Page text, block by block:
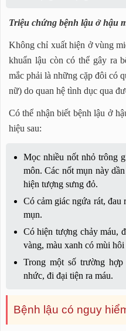
Triệu chứng bệnh lậu ở hậu
Không chỉ xuất hiện ở vùng
khuẩn lậu còn có thể gây ra
mắc phải là những cặp đôi có
nữ) do quan hệ tình dục qua
Có thể nhận biết bệnh lậu ở
hiệu sau:
Mọc nhiều nốt nhỏ trông
môn. Các nốt mụn này
hiện tượng sưng đỏ.
Có cảm giác ngứa rát,
mụn.
Có hiện tượng chảy máu,
vàng, màu xanh có mùi
Trong một số trường
nhức, đi đại tiện ra máu.
Bệnh lậu có nguy